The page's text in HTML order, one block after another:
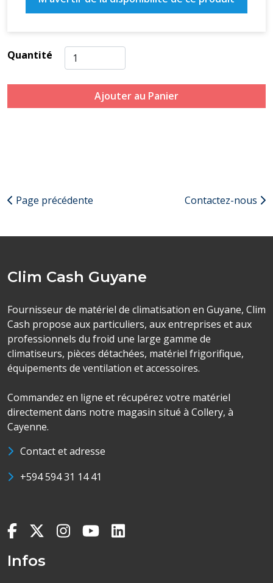
Quantité
Ajouter au Panier
Page précédente Contactez-nous
Clim Cash Guyane
Fournisseur de matériel de climatisation en Guyane, Clim
Cash propose aux particuliers, aux entreprises et aux
professionnels du froid une large gamme de
climatiseurs, pièces détachées, matériel frigorifique,
équipements de ventilation et accessoires.
Commandez en ligne et récupérez votre matériel
directement dans notre magasin situé à Collery, à
Cayenne.
Contact et adresse
+594 594 31 14 41
Infos